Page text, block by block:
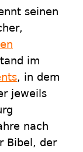
seinen
im
, in dem
jeweils
nach
Bibel, der